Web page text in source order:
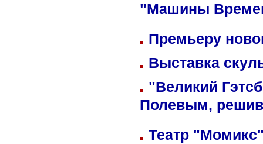
"Машины
Премьеру
Выставка
"Великий
Полевым,
Театр